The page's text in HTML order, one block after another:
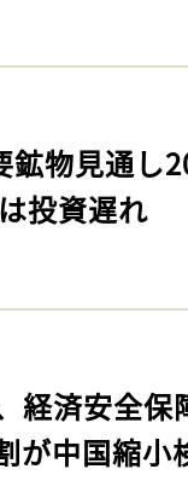
鉱物見通
投資遅れ
経済安全
が中国縮小